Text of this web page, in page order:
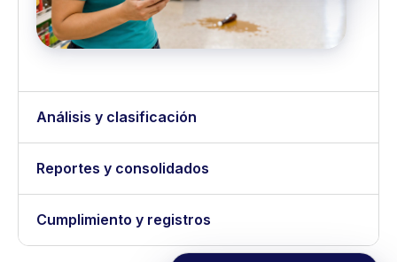
Análisis y clasificación
Reportes y consolidados
Cumplimiento y registros